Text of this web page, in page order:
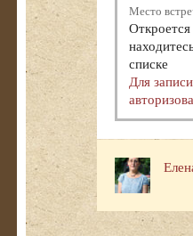
Место
списке
Для